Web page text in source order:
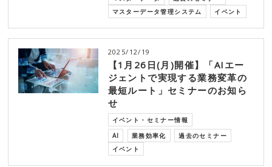
マスターデータ管理システム
イベント
2025/12/19
【1月26日(月)開催】「AIエー
ジェントで実現する業務変革の
最短ルート」セミナーのお知ら
せ
イベント・セミナー情報
AI
業務効率化
過去のセミナー
イベント